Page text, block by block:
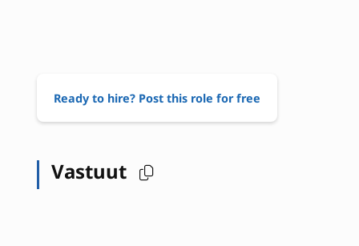
Ready to hire? Post this role for free
Vastuut